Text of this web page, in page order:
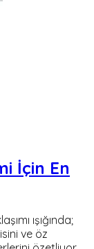
İçin En
ışığında;
ve öz